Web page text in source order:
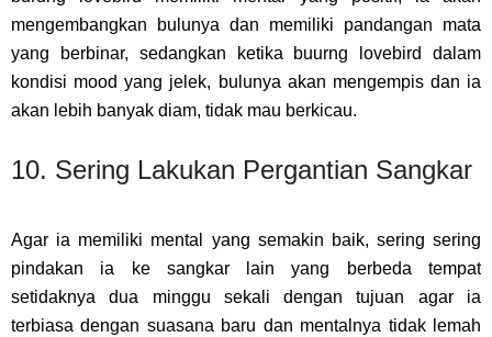
mengembangkan bulunya dan memiliki pandangan mata
yang berbinar, sedangkan ketika buurng lovebird dalam
kondisi mood yang jelek, bulunya akan mengempis dan ia
akan lebih banyak diam, tidak mau berkicau.
10. Sering Lakukan Pergantian Sangkar
Agar ia memiliki mental yang semakin baik, sering sering
pindakan ia ke sangkar lain yang berbeda tempat
setidaknya dua minggu sekali dengan tujuan agar ia
terbiasa dengan suasana baru dan mentalnya tidak lemah